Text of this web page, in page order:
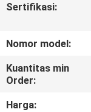
TENTANG
KAMI
TUR
PABRIK
Sertifikasi:
Nomor model:
Kuantitas min
Order:
Harga: